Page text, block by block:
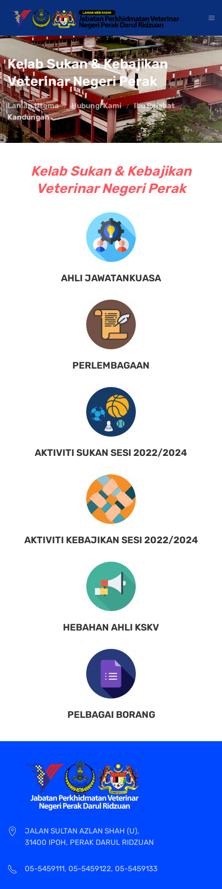
Kelab Sukan & Kebajikan
Veterinar Negeri Perak
Laman Utama Hubungi Kami
Ibu Pejabat
Kandungan
Kelab Sukan & Kebajikan
Veterinar Negeri Perak
AHLI JAWATANKUASA
PERLEMBAGAAN
AKTIVITI SUKAN SESI 2022/2024
AKTIVITI KEBAJIKAN SESI 2022/2024
HEBAHAN AHLI KSKV
PELBAGAI BORANG
JALAN SULTAN AZLAN SHAH (U),
31400 IPOH, PERAK DARUL RIDZUAN
05-5459111, 05-5459122, 05-5459133